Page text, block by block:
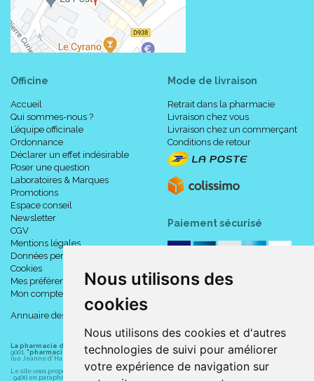
Nous utilisons des
cookies
Nous utilisons des cookies et d'autres
technologies de suivi pour améliorer
votre expérience de navigation sur
Officine
Accueil
Qui sommes-nous ?
L’équipe officinale
Ordonnance
Déclarer un effet indésirable
Poser une question
Laboratoires & Marques
Promotions
Espace conseil
Newsletter
CGV
Mentions légales
Données personnelles
Cookies
Mes préférences Cookies
Mon compte
Annuaire des pharmacies
Mode de livraison
Retrait dans la pharmacie
Livraison chez vous
Livraison chez un commerçant
Conditions de retour
Paiement sécurisé
La pharmacie du centre à Albert
(80300) est une pharmacie française certifiée ISO
9001. "pharmacie-du-centre-albert.fr " est le site internet de la pharmacie du centre
rue Jeanne d' Harcourt, 80300 Albert.
Le site vous propose un large choix de plus de 11000 références, au prix les plus bas possible
: 9400 en parapharmacie, animaux, orthopédie, matériel médical. 1700 en médicaments sans